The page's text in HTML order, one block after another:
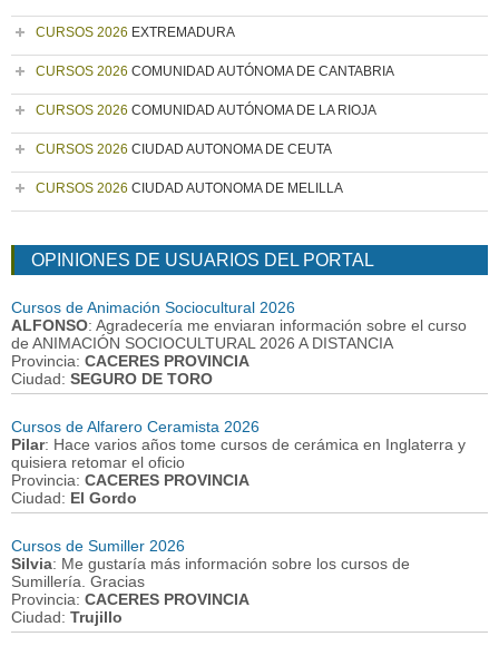
CURSOS 2026 EXTREMADURA
CURSOS 2026 COMUNIDAD AUTÓNOMA DE CANTABRIA
CURSOS 2026 COMUNIDAD AUTÓNOMA DE LA RIOJA
CURSOS 2026 CIUDAD AUTONOMA DE CEUTA
CURSOS 2026 CIUDAD AUTONOMA DE MELILLA
OPINIONES DE USUARIOS DEL PORTAL
Cursos de Animación Sociocultural 2026
ALFONSO: Agradecería me enviaran información sobre el curso
de ANIMACIÓN SOCIOCULTURAL 2026 A DISTANCIA
Provincia: CACERES PROVINCIA
Ciudad: SEGURO DE TORO
Cursos de Alfarero Ceramista 2026
Pilar: Hace varios años tome cursos de cerámica en Inglaterra y
quisiera retomar el oficio
Provincia: CACERES PROVINCIA
Ciudad: El Gordo
Cursos de Sumiller 2026
Silvia: Me gustaría más información sobre los cursos de
Sumillería. Gracias
Provincia: CACERES PROVINCIA
Ciudad: Trujillo